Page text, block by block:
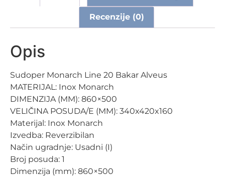
Recenzije (0)
Opis
Sudoper Monarch Line 20 Bakar Alveus
MATERIJAL: Inox Monarch
DIMENZIJA (MM): 860×500
VELIČINA POSUDA/E (MM): 340x420x160
Materijal: Inox Monarch
Izvedba: Reverzibilan
Način ugradnje: Usadni (I)
Broj posuda: 1
Dimenzija (mm): 860×500